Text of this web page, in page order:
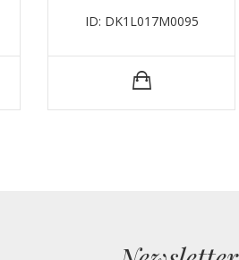
ID: DK1L017M0095